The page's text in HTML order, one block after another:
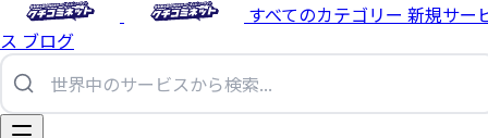
すべてのカテゴリー 新規サー
ス ブログ